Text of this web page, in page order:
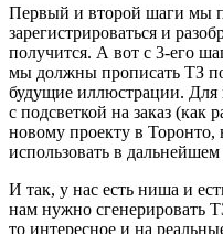
Первый и второй шаги мы
зарегистрироваться и
получится. А вот с 3-его
мы должны прописать ТЗ
будущие иллюстрации.
с подсветкой на заказ (как
новому проекту в Торонто,
использовать в
И так, у нас есть ниша и
нам нужно сгенерировать
то интересное и на